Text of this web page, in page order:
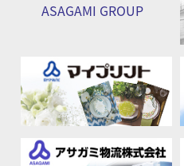
ASAGAMI GROUP